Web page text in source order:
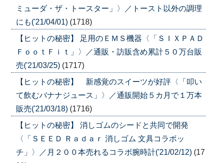
ミューダ・ザ・トースター」〉／トースト以外の調理
にも('21/04/01) (1718)
【ヒットの秘密】 足用のＥＭＳ機器〈「ＳＩＸＰＡＤ
ＦｏｏｔＦｉｔ」〉／通販・訪販含め累計５０万台販
売('21/03/25) (1717)
【ヒットの秘密】 新感覚のスイーツが好評〈「叩い
て飲むバナナジュース」〉／通販開始５カ月で１万本
販売('21/03/18) (1716)
【ヒットの秘密】 消しゴムのシードと共同で開発
〈「ＳＥＥＤ Ｒａｄａｒ 消しゴム 文具コラボッ
チ」〉／月２００本売れるコラボ腕時計('21/02/12) (17